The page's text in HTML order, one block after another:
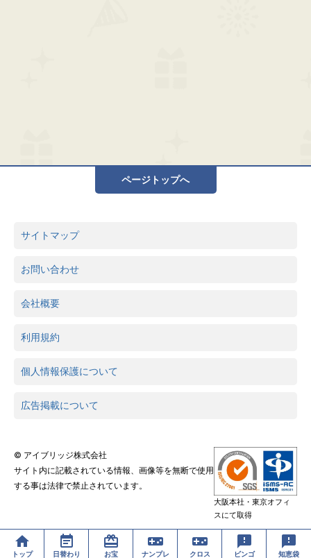
ページトップへ
サイトマップ
お問い合わせ
会社概要
利用規約
個人情報保護について
広告掲載について
© アイブリッジ株式会社
サイト内に記載されている情報、画像等を無断で使用
する事は法律で禁止されています。
大阪本社・東京オフィ
スにて取得
トップ 日替わり お宝 ナンプレ クロス ビンゴ 知恵袋